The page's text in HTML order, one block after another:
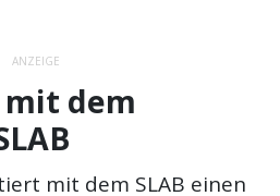
ANZEIGE
dem
mit dem SLAB einen